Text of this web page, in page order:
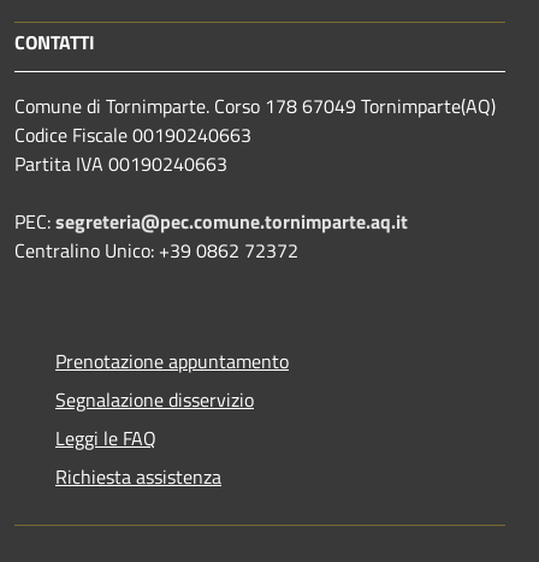
CONTATTI
Comune di Tornimparte. Corso 178 67049 Tornimparte(AQ)
Codice Fiscale 00190240663
Partita IVA 00190240663
PEC:segreteria@pec.comune.tornimparte.aq.it
Centralino Unico: +39 0862 72372
Prenotazione appuntamento
Segnalazione disservizio
Leggi le FAQ
Richiesta assistenza